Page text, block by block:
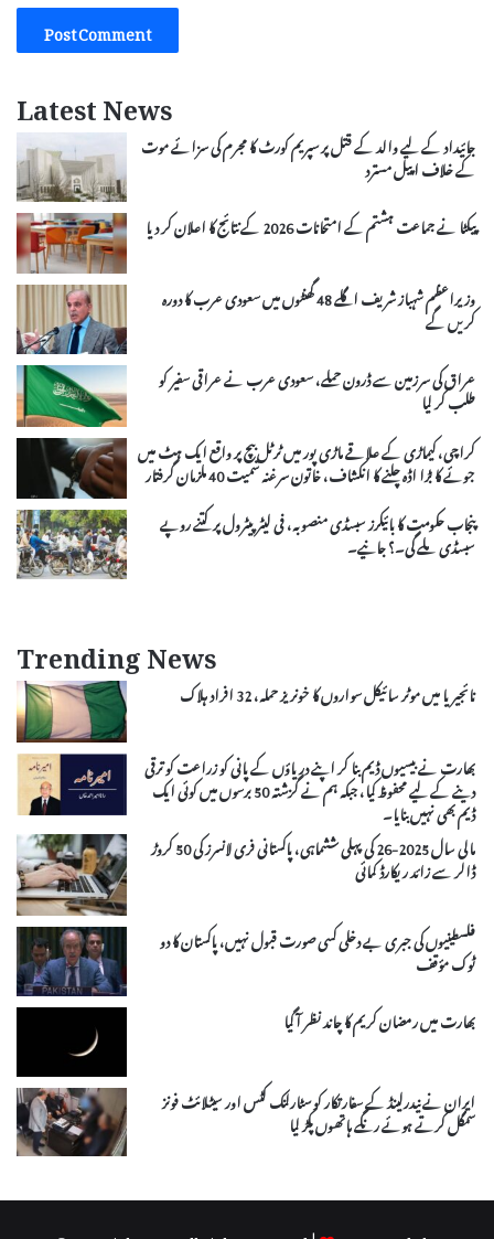
Latest News
جائیداد کے لیے والد کے قتل پر سپریم کورٹ کا مجرم کی سزائے موت
کے خلاف اپیل مسترد
پیکٹا نے جماعت ہشتم کے امتحانات 2026 کے نتائج کا اعلان کر دیا
وزیراعظم شہباز شریف اگلے 48 گھنٹوں میں سعودی عرب کا دورہ
کریں گے
عراق کی سرزمین سے ڈرون حملے، سعودی عرب نے عراقی سفیر کو
طلب کر لیا
کراچی، کیماڑی کے علاقے ماڑی پور میں ٹرٹل بیچ پر واقع ایک ہٹ میں
جوئے کا بڑا اڈہ چلنے کا انکشاف، خاتون سرغنہ سمیت 40 ملزمان گرفتار
پنجاب حکومت کا بائیکرز سبسڈی منصوبہ، فی لیٹر پیٹرول پر کتنے روپے
سبسڈی ملے گی۔؟ جانیے۔
Trending News
نائجیریا میں موٹر سائیکل سواروں کا خونریز حملہ، 32 افراد ہلاک
بھارت نے بیسیوں ڈیم بنا کر اپنے دریاؤں کے پانی کو زراعت کو ترقی
دینے کے لیے محفوظ کیا، جبکہ ہم نے گزشتہ 50 برسوں میں کوئی ایک
ڈیم بھی نہیں بنایا۔
مالی سال 2025-26 کی پہلی ششماہی، پاکستانی فری لانسرز کی 50 کروڑ
ڈالر سے زائد ریکارڈ کمائی
فلسطینیوں کی جبری بے دخلی کسی صورت قبول نہیں، پاکستان کا دو
ٹوک مؤقف
بھارت میں رمضان کریم کا چاند نظر آ گیا
ایران نے نیدرلینڈ کے سفارتکار کو سٹارلنک کٹس اور سیٹلائٹ فونز
سمگل کرتے ہوئے رنگے ہاتھوں پکڑ لیا